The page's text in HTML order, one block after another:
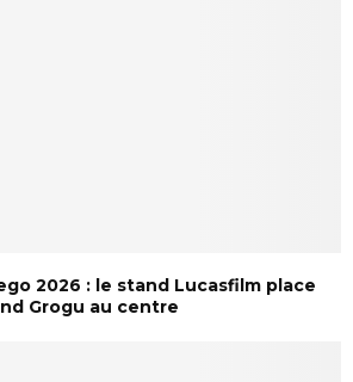
2026 : le stand Lucasfilm place
Grogu au centre